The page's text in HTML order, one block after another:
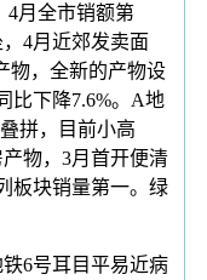
月全市销额第
4月近郊发卖面
物，全新的产物设
比下降7.6%。A地
拼，目前小高
物，3月首开便清
板块销量第一。绿
6号耳目平易近病